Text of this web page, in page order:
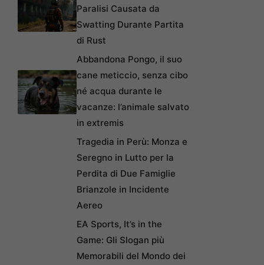
Paralisi Causata da
Swatting Durante Partita
di Rust
Abbandona Pongo, il suo
cane meticcio, senza cibo
né acqua durante le
vacanze: l’animale salvato
in extremis
Tragedia in Perù: Monza e
Seregno in Lutto per la
Perdita di Due Famiglie
Brianzole in Incidente
Aereo
EA Sports, It’s in the
Game: Gli Slogan più
Memorabili del Mondo dei